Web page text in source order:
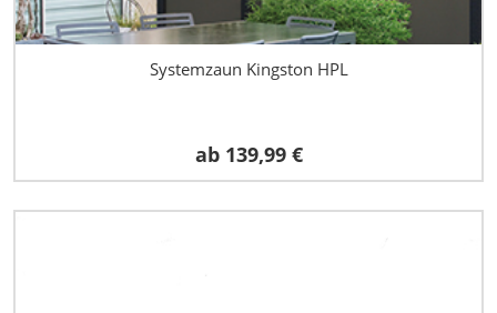
Systemzaun Kingston HPL
ab 139,99 €